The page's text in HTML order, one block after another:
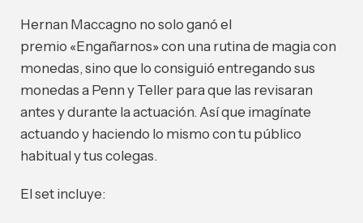
Hernan Maccagno no solo ganó el
premio «Engañarnos»con una rutina de magia con
monedas, sino que lo consiguió entregando sus
monedas a Penn y Teller para que las revisaran
antes y durante la actuación. Así que imagínate
actuando y haciendo lo mismo con tu público
habitual y tus colegas.
El set incluye: